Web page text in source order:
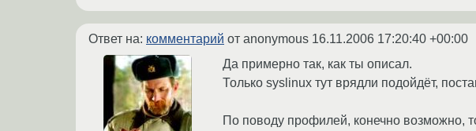
Ответ на: комментарий от anonymous 16.11.2006 17:20:40 +00:00
Да примерно так, как ты описал.
Только syslinux тут врядли подойдёт,
По поводу профилей, конечно возможно,